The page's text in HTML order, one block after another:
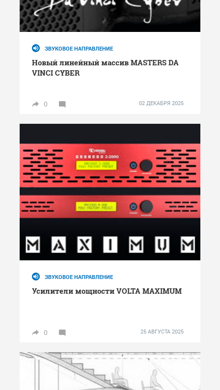
ЗВУКОВОЕ НАПРАВЛЕНИЕ
Новый линейный массив MASTERS DA
VINCI CYBER
0 02 ДЕКАБРЯ 2025
ЗВУКОВОЕ НАПРАВЛЕНИЕ
Усилители мощности VOLTA MAXIMUM
0 25 АВГУСТА 2025